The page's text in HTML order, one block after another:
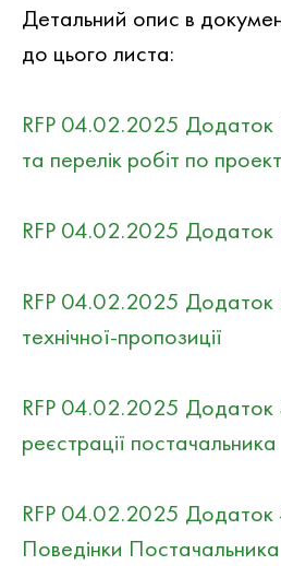
Детальний опис в
до цього листа:
RFP 04.02.2025 Додаток
та перелік робіт по
RFP 04.02.2025
RFP 04.02.2025
технічної-пропозиції
RFP 04.02.2025
реєстрації постачальника
RFP 04.02.2025 Додаток
Поведінки Постачальника